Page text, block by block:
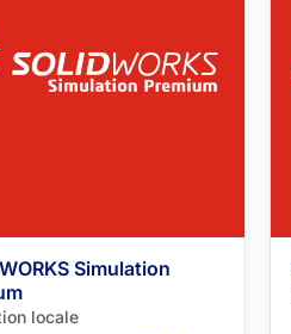
Simulation
locale